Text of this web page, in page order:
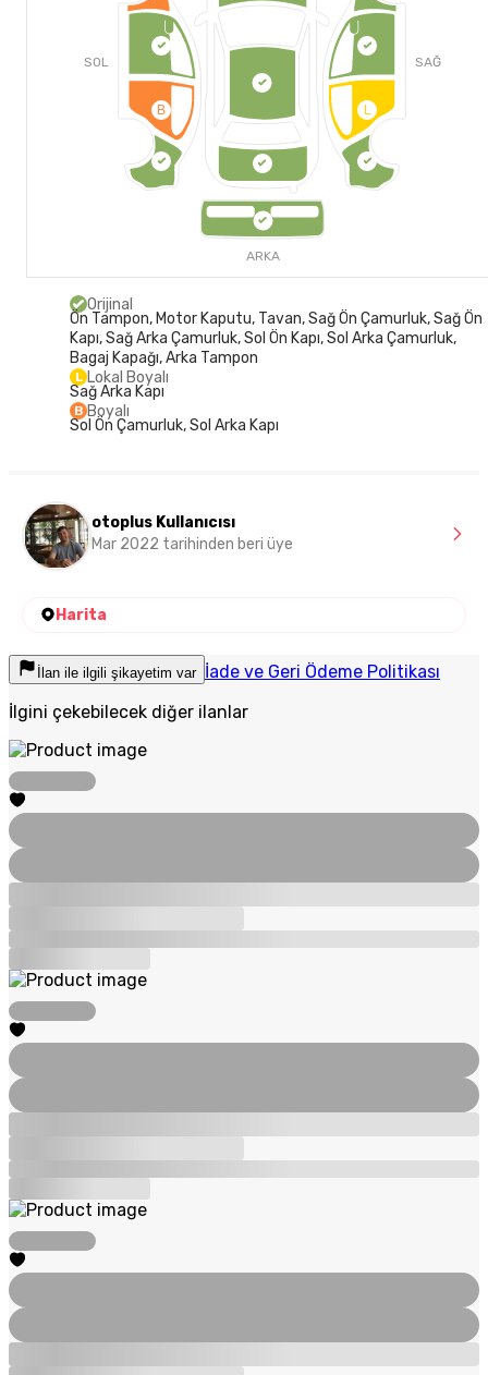
SOL
B L
SAĞ
ARKA
Orijinal
Ön Tampon, Motor Kaputu, Tavan, Sağ Ön Çamurluk, Sağ Ön
Kapı, Sağ Arka Çamurluk, Sol Ön Kapı, Sol Arka Çamurluk,
Bagaj Kapağı, Arka Tampon
L Lokal Boyalı
Sağ Arka Kapı
B Boyalı
Sol Ön Çamurluk, Sol Arka Kapı
otoplus Kullanıcısı
Mar 2022 tarihinden beri üye
Harita
İlan ile ilgili şikayetim var İade ve Geri Ödeme Politikası
İlgini çekebilecek diğer ilanlar